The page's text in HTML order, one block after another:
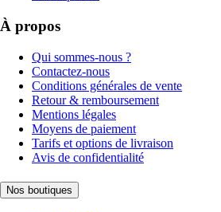
À propos
Qui sommes-nous ?
Contactez-nous
Conditions générales de vente
Retour & remboursement
Mentions légales
Moyens de paiement
Tarifs et options de livraison
Avis de confidentialité
Nos boutiques